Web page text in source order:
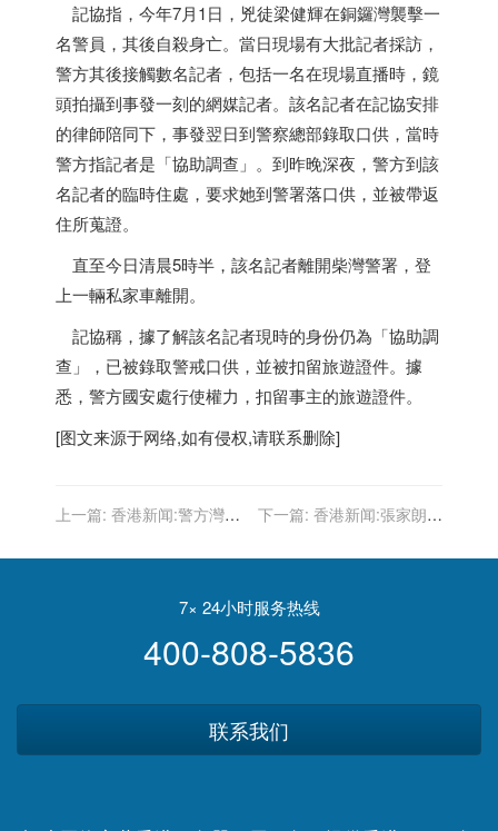
記協指，今年7月1日，兇徒梁健輝在銅鑼灣襲擊一
名警員，其後自殺身亡。當日現場有大批記者採訪，
警方其後接觸數名記者，包括一名在現場直播時，鏡
頭拍攝到事發一刻的網媒記者。該名記者在記協安排
的律師陪同下，事發翌日到警察總部錄取口供，當時
警方指記者是「協助調查」。到昨晚深夜，警方到該
名記者的臨時住處，要求她到警署落口供，並被帶返
住所蒐證。
直至今日清晨5時半，該名記者離開柴灣警署，登
上一輛私家車離開。
記協稱，據了解該名記者現時的身份仍為「協助調
查」，已被錄取警戒口供，並被扣留旅遊證件。據
悉，警方國安處行使權力，扣留事主的旅遊證件。
[图文来源于网络,如有侵权,请联系删除]
上一篇: 香港新闻:警方灣仔
下一篇: 香港新闻:張家朗奪
賀讚實至名歸
7× 24小时服务热线
400-808-5836
联系我们